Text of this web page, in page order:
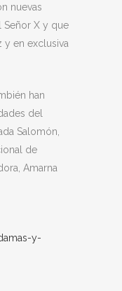
nuevas
Señor X y que
y en exclusiva
han
del
Salomón,
de
Amarna
y-